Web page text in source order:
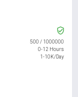
500 / 1000000
0-12 Hours
1-10K/Day